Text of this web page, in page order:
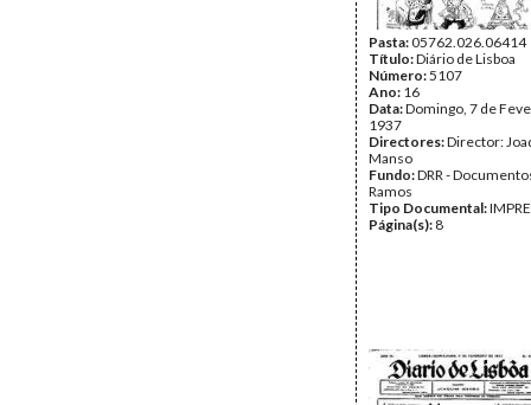
Pasta:05762.026.06414
Título:Diário de Lisboa
Número:5107
Ano: 16
Data:Domingo, 7 de
1937
Directores:Director:
Manso
Fundo:DRR -
Ramos
Tipo Documental:
Página(s): 8